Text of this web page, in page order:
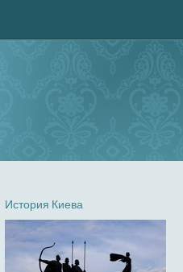
История Киева